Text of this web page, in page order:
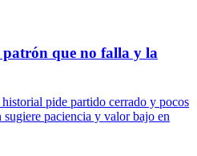
que no falla y la
pide partido cerrado y pocos
paciencia y valor bajo en